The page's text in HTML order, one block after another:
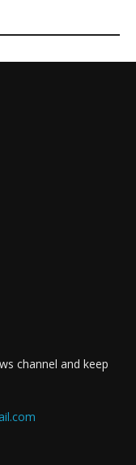
channel and keep